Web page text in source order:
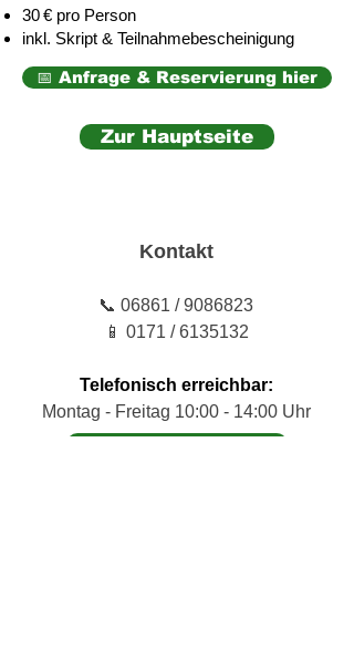
30 € pro Person
inkl. Skript & Teilnahmebescheinigung
📅 Anfrage & Reservierung hier
Zur Hauptseite
Kontakt
📞 06861 / 9086823
📱 0171 / 6135132
Telefonisch erreichbar:
Montag - Freitag 10:00 - 14:00 Uhr